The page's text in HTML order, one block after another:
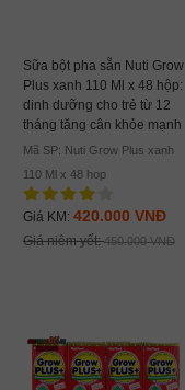
Sữa bột pha sẵn Nuti Grow
Plus xanh 110 Ml x 48 hộp:
dinh dưỡng cho trẻ từ 12
tháng tăng cân khỏe mạnh
Mã SP: Nuti Grow Plus xanh
110 Ml x 48 hop
Giá KM: 420.000 VNĐ
Giá niêm yết:450.000 VNĐ